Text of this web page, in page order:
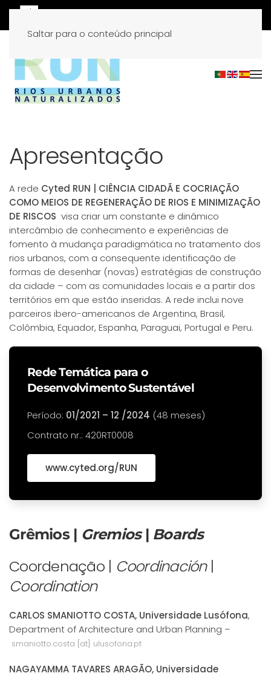
Saltar para o conteúdo principal
Apresentação
A rede Cyted RUN | CIÊNCIA CIDADÃ E COCRIAÇÃO
COMO MEIOS DE REGENERAÇÃO DE RIOS E MINIMIZAÇÃO
DE RISCOS visa criar um constante e dinâmico
intercâmbio de conhecimento e experiências de
fomento à mudança paradigmática no tratamento dos
rios urbanos, com a consequente identificação de
formas de desenhar (novas) estratégias de construção
da cidade – com as comunidades locais e a partir dos
territórios em que estão inseridas. A rede inclui nove
parceiros ibero-americanos de Argentina, Brasil,
Colômbia, Equador, Espanha, Paraguai, Portugal e Peru.
Rede Temática para o
Desenvolvimento Sustentável
Período: 01/2021 – 12 /2024 (48 meses)
Contrato nr.: 420RT0008
www.cyted.org/RUN
Grêmios | Gremios| Boards
Coordenação | Coordinación|
Coordination
CARLOS SMANIOTTO COSTA, Universidade Lusófona,
Department of Architecture and Urban Planning –
smaniotto.costa [at] ulusofona.pt
NAGAYAMMA TAVARES ARAGÃO, Universidade